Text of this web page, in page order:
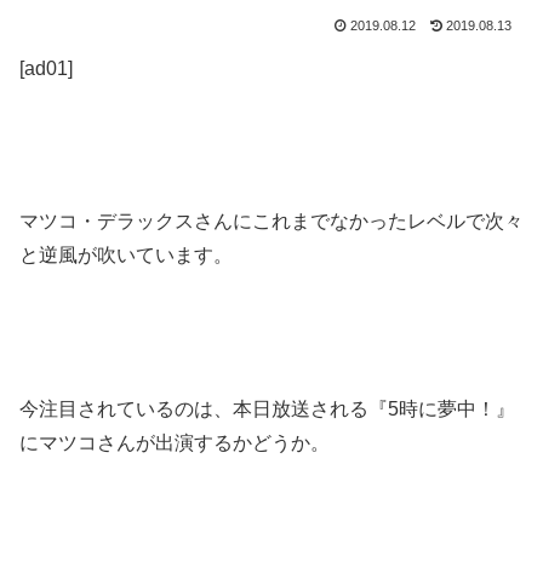
2019.08.12 2019.08.13
[ad01]
マツコ・デラックスさんにこれまでなかったレベルで次々
と逆風が吹いています。
今注目されているのは、本日放送される『5時に夢中！』
にマツコさんが出演するかどうか。